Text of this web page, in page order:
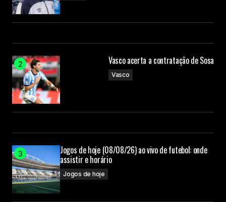
Vasco acerta a contratação de Sosa
Vasco
Jogos de hoje (08/08/26) ao vivo de futebol: onde
assistir e horário
Jogos de hoje